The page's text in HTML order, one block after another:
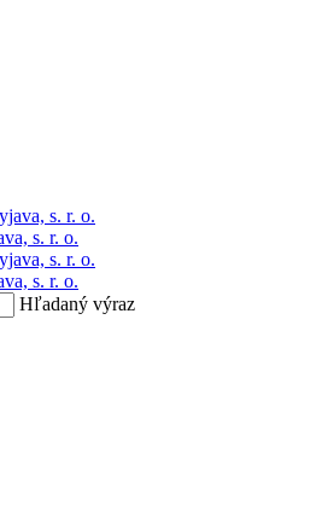
s. r. o.
s. r. o.
Hľadaný výraz